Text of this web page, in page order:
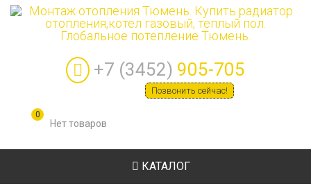
+7 (3452) 905-705
Позвонить сейчас!
0
КАТАЛОГ